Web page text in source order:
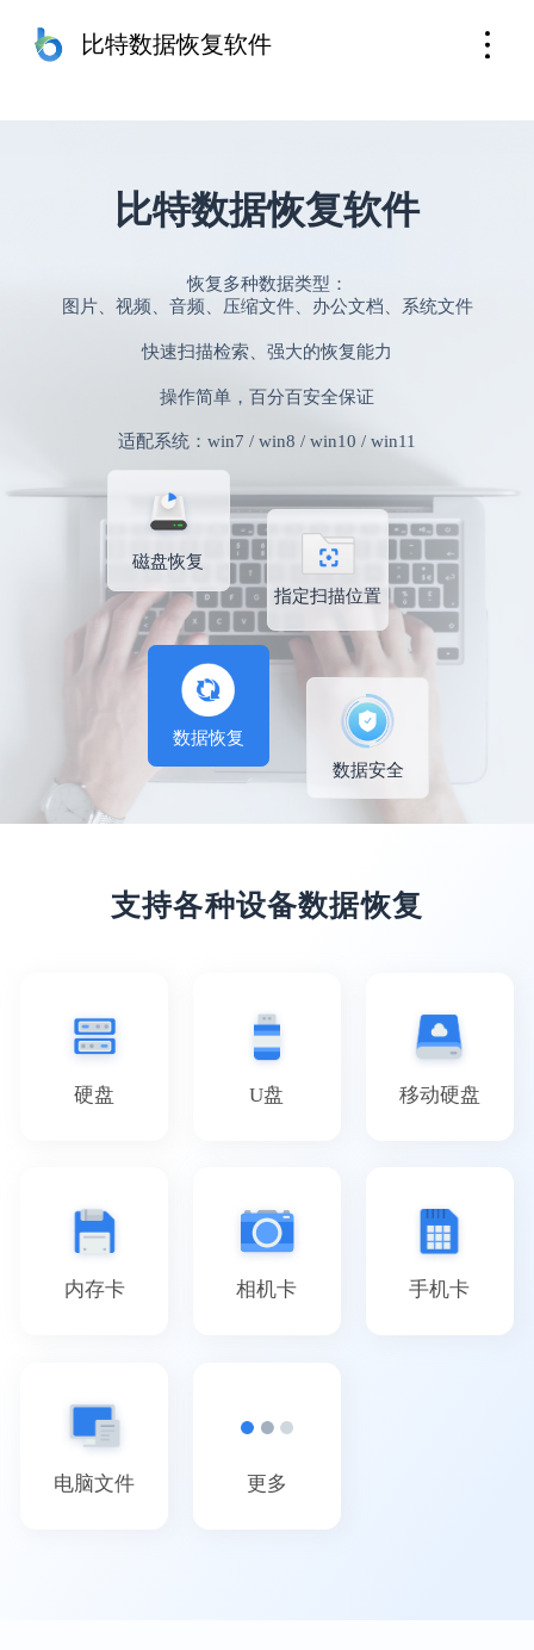
比特数据恢复软件
比特数据恢复软件
恢复多种数据类型：
图片、视频、音频、压缩文件、办公文档、系统文件
快速扫描检索、强大的恢复能力
操作简单，百分百安全保证
适配系统：win7 / win8 / win10 / win11
磁盘恢复
指定扫描位置
数据恢复
数据安全
支持各种设备数据恢复
硬盘 U盘 移动硬盘
内存卡 相机卡 手机卡
电脑文件 更多